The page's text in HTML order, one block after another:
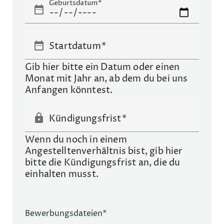
date_range
Geburtsdatum
date_range Startdatum
Gib hier bitte ein Datum oder einen
Monat mit Jahr an, ab dem du bei uns
Anfangen könntest.
lock Kündigungsfrist
Wenn du noch in einem
Angestelltenverhältnis bist, gib hier
bitte die Kündigungsfrist an, die du
einhalten musst.
Bewerbungsdateien*